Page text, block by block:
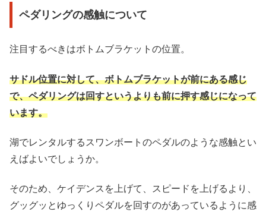
ペダリングの感触について
注目するべきはボトムブラケットの位置。
サドル位置に対して、ボトムブラケットが前にある感じ
で、ペダリングは回すというよりも前に押す感じになって
います。
湖でレンタルするスワンボートのペダルのような感触とい
えばよいでしょうか。
そのため、ケイデンスを上げて、スピードを上げるより、
グッグッとゆっくりペダルを回すのがあっているように感